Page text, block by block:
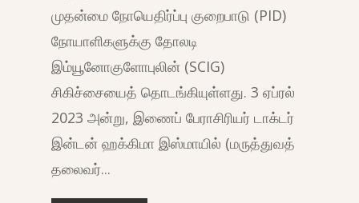
முதன்மை நோயெதிர்ப்பு குறைபாடு (PID)
நோயாளிகளுக்கு தோலடி
இம்யூனோகுளோபுலின் (SCIG)
சிகிச்சையைத் தொடங்கியுள்ளது. 3 ஏப்ரல்
2023 அன்று, இணைப் பேராசிரியர் டாக்டர்
இன்டன் ஹக்கிமா இஸ்மாயில் (மருத்துவத்
தலைவர்...